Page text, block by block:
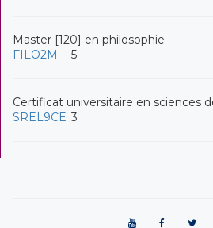
Master [120] en philosophie
FILO2M
5
Certificat universitaire en sciences
SREL9CE 3